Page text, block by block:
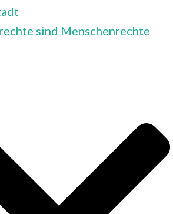
sind Menschenrechte